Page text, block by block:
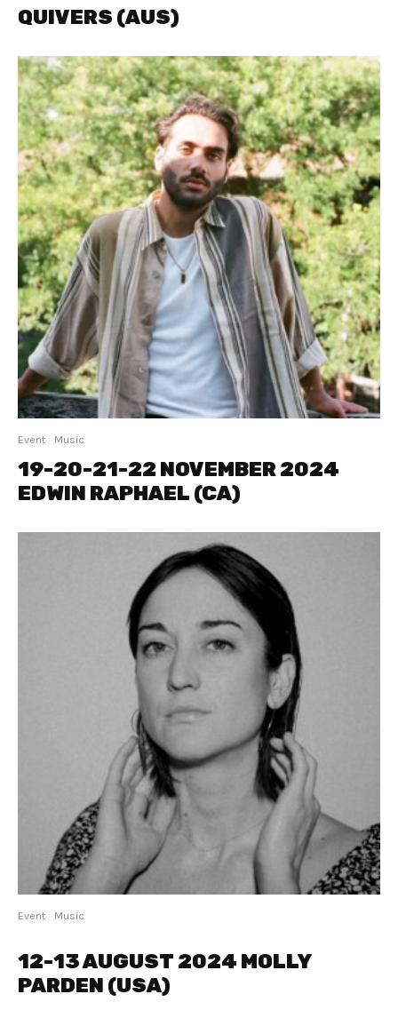
QUIVERS (AUS)
Event Music
19-20-21-22 NOVEMBER 2024
EDWIN RAPHAEL (CA)
Event Music
12-13 AUGUST 2024 MOLLY
PARDEN (USA)